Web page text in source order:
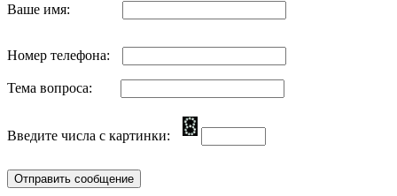
Ваше имя:
Номер телефона:
Тема вопроса:
Введите числа с картинки: